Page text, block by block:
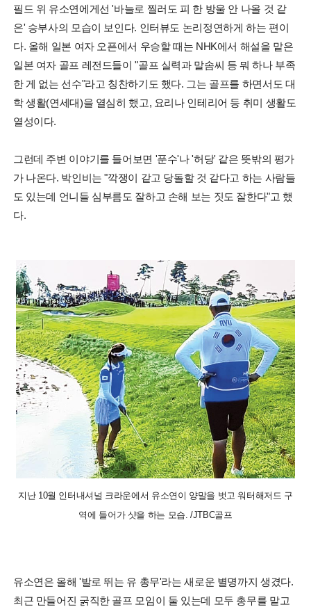
필드 위 유소연에게선 '바늘로 찔러도 피 한 방울 안 나올 것 같
은' 승부사의 모습이 보인다. 인터뷰도 논리정연하게 하는 편이
다. 올해 일본 여자 오픈에서 우승할 때는 NHK에서 해설을 맡은
일본 여자 골프 레전드들이 "골프 실력과 말솜씨 등 뭐 하나 부족
한 게 없는 선수"라고 칭찬하기도 했다. 그는 골프를 하면서도 대
학 생활(연세대)을 열심히 했고, 요리나 인테리어 등 취미 생활도
열성이다.
그런데 주변 이야기를 들어보면 '푼수'나 '허당' 같은 뜻밖의 평가
가 나온다. 박인비는 "깍쟁이 같고 당돌할 것 같다고 하는 사람들
도 있는데 언니들 심부름도 잘하고 손해 보는 짓도 잘한다"고 했
다.
지난 10월 인터내셔널 크라운에서 유소연이 양말을 벗고 워터해저드 구
역에 들어가 샷을 하는 모습. /JTBC골프
유소연은 올해 '발로 뛰는 유 총무'라는 새로운 별명까지 생겼다.
최근 만들어진 굵직한 골프 모임이 둘 있는데 모두 총무를 맡고